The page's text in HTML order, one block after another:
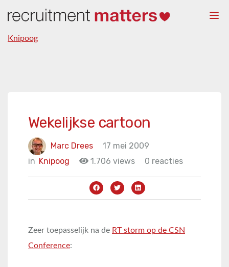
Knipoog
Wekelijkse cartoon
Marc Drees
17 mei 2009
in Knipoog 1.706 views 0 reacties
Zeer toepasselijk na de RT storm op de CSN
Conference: